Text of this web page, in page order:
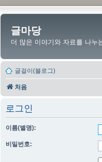
글마당
더 많은 이야기와 자료를 나누
글걸이(블로그)
처음
로그인
이름(별명):
비밀번호: